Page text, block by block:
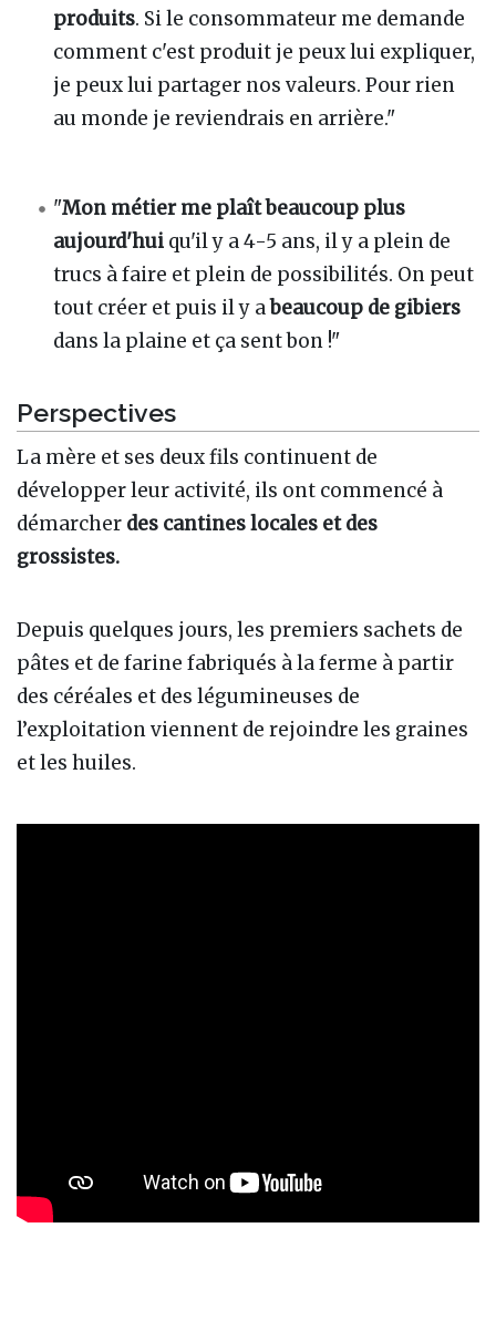
produits. Si le consommateur me demande
comment c'est produit je peux lui expliquer,
je peux lui partager nos valeurs. Pour rien
au monde je reviendrais en arrière."
"Mon métier me plaît beaucoup plus
aujourd'hui qu'il y a 4-5 ans, il y a plein de
trucs à faire et plein de possibilités. On peut
tout créer et puis il y abeaucoup de gibiers
dans la plaine et ça sent bon !"
Perspectives
La mère et ses deux fils continuent de
développer leur activité, ils ont commencé à
démarcher des cantines locales et des
grossistes.
Depuis quelques jours, les premiers sachets de
pâtes et de farine fabriqués à la ferme à partir
des céréales et des légumineuses de
l’exploitation viennent de rejoindre les graines
et les huiles.